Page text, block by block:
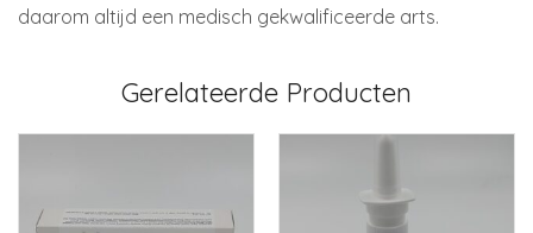
daarom altijd een medisch gekwalificeerde arts.
Gerelateerde Producten